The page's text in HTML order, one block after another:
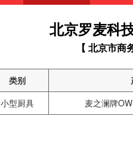
北京罗麦科
【 北京市商
类别
小型厨具 麦之澜牌